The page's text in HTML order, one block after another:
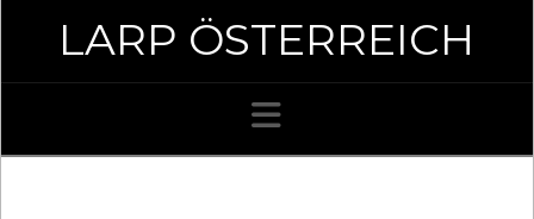
LARP ÖSTERREICH
Navigation